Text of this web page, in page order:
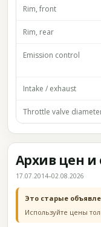
Rim, front
Rim, rear
Emission control
Intake / exhaust
Throttle valve
Архив цен и
17.07.2014–02.08.2026
Это старые
Используйте цены